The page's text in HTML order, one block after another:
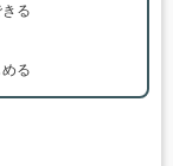
る
る